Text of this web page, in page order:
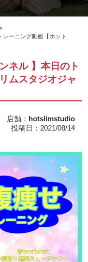
レーニング動画【ホット
ネル 】本日のト
ムスタジオジャ
店舗： hotslimstudio
投稿日：2021/08/14